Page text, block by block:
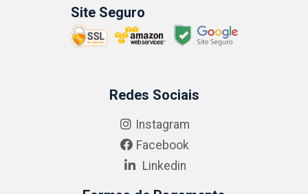
Site Seguro
Redes Sociais
Instagram
Facebook
Linkedin